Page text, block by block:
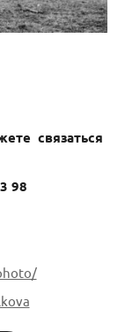
связаться
98